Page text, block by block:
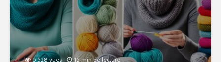
5 528 vues 15 min de lecture